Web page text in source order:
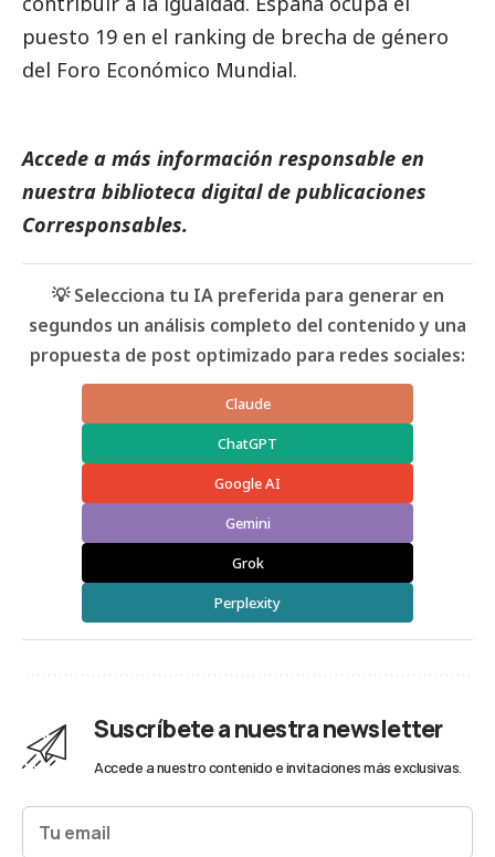
puesto 19 en el ranking de brecha de género
del Foro Económico Mundial.
Accede a más información responsable en
nuestra biblioteca digital de publicaciones
Corresponsables.
💡 Selecciona tu IA preferida para generar en
segundos un análisis completo del contenido y una
propuesta de post optimizado para redes sociales:
Claude
ChatGPT
Google AI
Gemini
Grok
Perplexity
Suscríbete a nuestra newsletter
Accede a nuestro contenido e invitaciones más exclusivas.